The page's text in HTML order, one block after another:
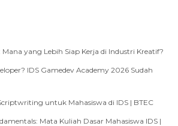
Mana yang Lebih Siap Kerja di Industri Kreatif?
IDS Gamedev Academy 2026 Sudah
untuk Mahasiswa di IDS | BTEC
Mata Kuliah Dasar Mahasiswa IDS |